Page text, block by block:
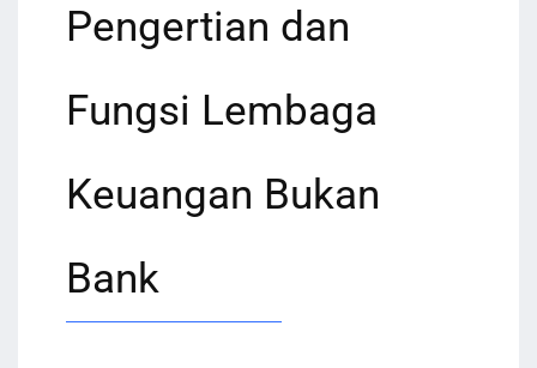
Pengertian dan
Fungsi Lembaga
Keuangan Bukan
Bank